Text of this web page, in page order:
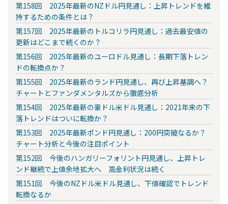
第158回 2025年最新のNZドル円見通し：上昇トレンドを維
持するための条件とは？
第157回 2025年最新のトルコリラ円見通し：過去最安値の
更新はどこまで続くのか？
第156回 2025年最新のユーロドル見通し：長期下落トレン
ドの転換点か？
第155回 2025年最新のランド円見通し、再び上昇基調へ？
チャートとファンダメンタルズから徹底分析
第154回 2025年最新の豪ドル米ドル見通し：2021年来の下
落トレンドはついに転換か？
第153回 2025年最新ポンド円見通し：200円突破なるか？
チャート分析と今後の注目ポイント
第152回 今後のハンガリーフォリント円見通し、上昇トレ
ンド継続で上値余地拡大へ 高金利状況は続く
第151回 今後のNZドル米ドル見通し、下値確認でトレンド
転換なるか